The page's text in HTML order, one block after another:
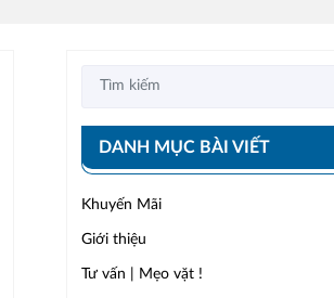
DANH MỤC BÀI VIẾT
Khuyến Mãi
Giới thiệu
Tư vấn | Mẹo vặt !